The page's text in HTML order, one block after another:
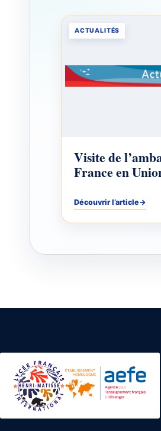
ACTUALITÉS
Visite de
France en
Découvrir l’article→